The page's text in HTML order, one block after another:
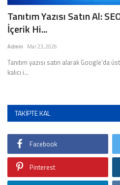
Tanıtım Yazısı Satın Al:
İçerik Hi...
Admin Mar 23, 2026
Tanıtım yazısı satın alarak Google’da
kalıcı i...
TAKIPTE KAL
Facebook
Pinterest